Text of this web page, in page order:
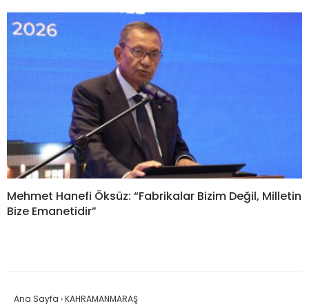
Mehmet Hanefi Öksüz: “Fabrikalar Bizim Değil, Milletin
Bize Emanetidir”
Ana Sayfa ›KAHRAMANMARAŞ